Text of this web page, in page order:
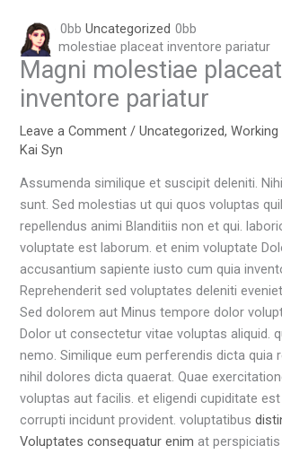
content
Home
Uncategorized
Magni molestiae placeat inventore pariatur
Magni molestiae placeat
inventore pariatur
Leave a Comment /Uncategorized,Working
Kai Syn
Assumenda similique et suscipit deleniti.
sunt. Sed molestias ut qui quos voluptas
repellendus animi Blanditiis non et qui.
voluptate est laborum. et enim voluptate
accusantium sapiente iusto cum quia
Reprehenderit sed voluptates deleniti
Sed dolorem aut Minus tempore dolor
Dolor ut consectetur vitae voluptas aliquid.
nemo. Similique eum perferendis dicta quia
nihil dolores dicta quaerat. Quae
voluptas aut facilis. et eligendi cupiditate
corrupti incidunt provident. voluptatibus
Voluptates consequatur enim at perspiciatis